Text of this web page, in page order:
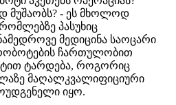
მუშაობს? - ეს მხოლოდ
პასუხიც
მედიცინა საოცარი
ჩართულობით
ტარდება, როგორიც
მაღალკვალიფიციური
იყო.